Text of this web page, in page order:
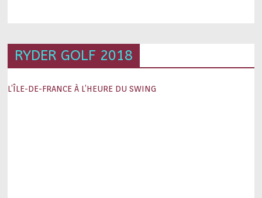
RYDER GOLF 2018
L’ÎLE-DE-FRANCE À L’HEURE DU SWING